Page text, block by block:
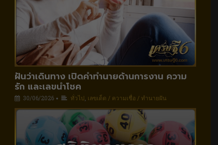
ฝันว่าเดินทาง เปิดคำทำนายด้านการงาน ความ
รัก และเลขนำโชค
30/06/2026 • ทั่วไป เลขเด็ด / ความเชื่อ / ทำนายฝัน